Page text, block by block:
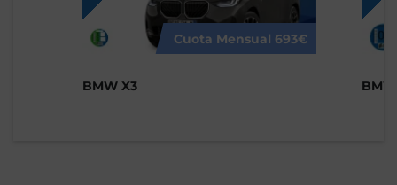
Cuota Mensual 693€
BMW X3